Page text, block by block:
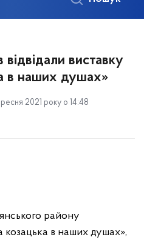
виставку
в наших душах»
2021 року о 14:48
району
козацька в наших душах»,